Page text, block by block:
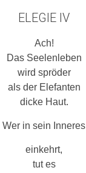
ELEGIE IV
Ach!
Das Seelenleben
wird spröder
als der Elefanten
dicke Haut.
Wer in sein Inneres
einkehrt,
tut es